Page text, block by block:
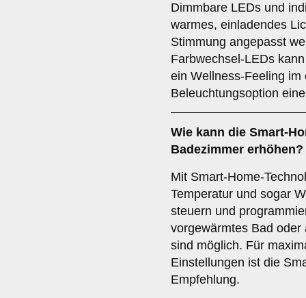
Dimmbare LEDs und
warmes, einladendes
Stimmung angepasst
Farbwechsel-LEDs
ein Wellness-Feeling
Beleuchtungsoption
Wie kann die Smart-
Badezimmer erhöhen?
Mit Smart-Home-
Temperatur und sogar
steuern und
vorgewärmtes Bad
sind möglich. Für
Einstellungen ist die
Empfehlung.